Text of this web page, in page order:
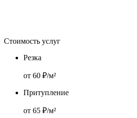
Стоимость услуг
Резка
от 60 ₽/м²
Притупление
от 65 ₽/м²